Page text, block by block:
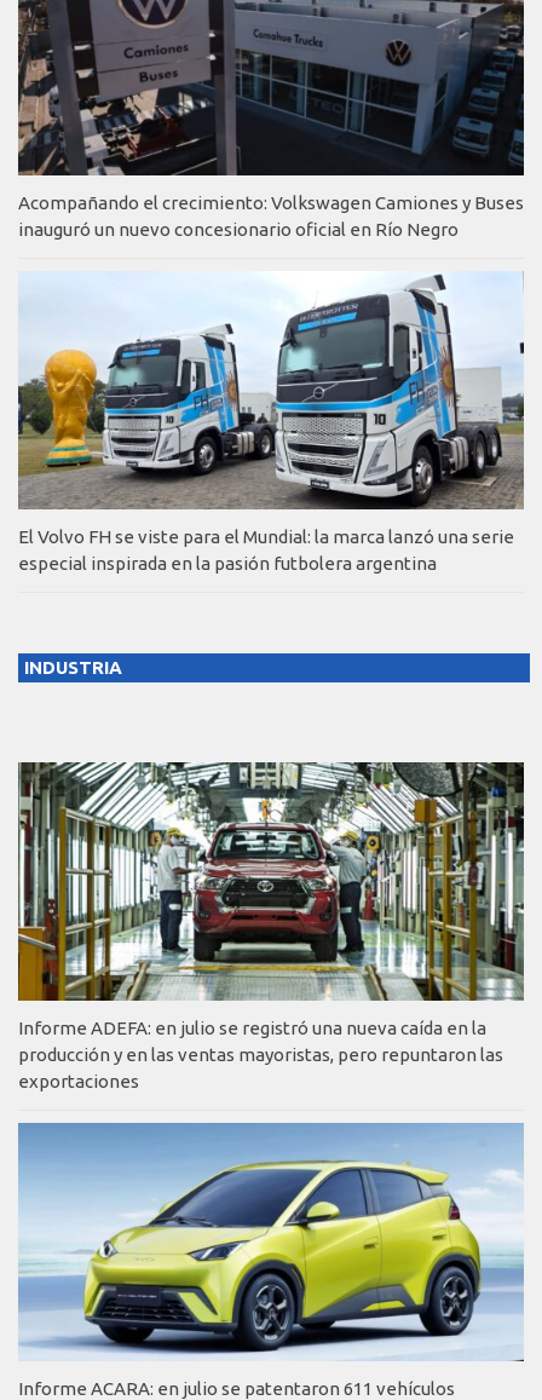
Acompañando el crecimiento: Volkswagen Camiones y Buses
inauguró un nuevo concesionario oficial en Río Negro
El Volvo FH se viste para el Mundial: la marca lanzó una serie
especial inspirada en la pasión futbolera argentina
INDUSTRIA
Informe ADEFA: en julio se registró una nueva caída en la
producción y en las ventas mayoristas, pero repuntaron las
exportaciones
Informe ACARA: en julio se patentaron 611 vehículos